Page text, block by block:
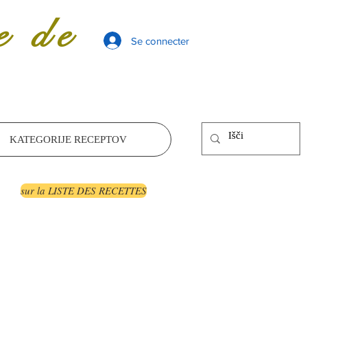
de
Se connecter
KATEGORIJE RECEPTOV
sur la LISTE DES RECETTES